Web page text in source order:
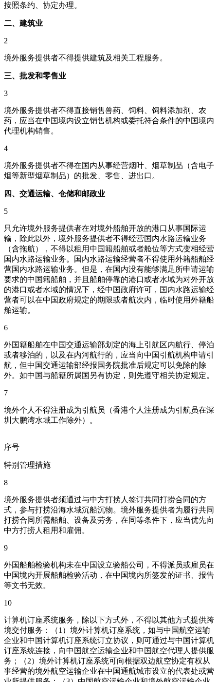
按照条约、协定办理。
二、建筑业
2
境外服务提供者不得提供建筑及相关工程服务。
三、批发和零售业
3
境外服务提供者不得直接销售兽药、饲料、饲料添加剂、农
药，应当在中国境内设立销售机构或委托符合条件的中国境内
代理机构销售。
4
境外服务提供者不得在国内从事经营烟叶、烟草制品（含电子
烟等新型烟草制品）的批发、零售、进出口。
四、交通运输、仓储和邮政业
5
只允许境外服务提供者在对境外船舶开放的港口从事国际运
输，除此以外，境外服务提供者不得经营国内水路运输业务
（含拖航），不得以租用中国籍船舶或者舱位等方式变相经营
国内水路运输业务。国内水路运输经营者不得使用外籍船舶经
营国内水路运输业务。但是，在国内没有能够满足所申请运输
要求的中国籍船舶，并且船舶停靠的港口或者水域为对外开放
的港口或者水域的情况下，经中国政府许可，国内水路运输经
营者可以在中国政府规定的期限或者航次内，临时使用外籍船
舶运输。
6
外国籍船舶在中国交通运输部划定的海上引航区内航行、停泊
或者移泊的，以及在内河航行的，应当向中国引航机构申请引
航，但中国交通运输部经报国务院批准后规定可以免除的除
外。如中国与船籍所属国另有协定，则先遵守相关协定规定。
7
境外个人不得注册成为引航员（香港个人注册成为引航员在深
圳大鹏湾水域工作除外）。
序号
特别管理措施
8
境外服务提供者须通过与中方打捞人签订共同打捞合同的方
式，参与打捞沿海水域沉船沉物。境外服务提供者为履行共同
打捞合同所需船舶、设备及劳务，在同等条件下，应当优先向
中方打捞人租用和雇佣。
9
外国船舶检验机构未在中国设立验船公司，不得派员或雇员在
中国境内开展船舶检验活动，在中国境内所签发的证书、报告
等文书无效。
10
计算机订座系统服务，除以下方式外，不得以其他方式提供跨
境交付服务：（1）境外计算机订座系统，如与中国航空运输
企业和中国计算机订座系统订立协议，则可通过与中国计算机
订座系统连接，向中国航空运输企业和中国航空代理人提供服
务；（2）境外计算机订座系统可向根据双边航空协定有权从
事经营的境外航空运输企业在中国通航城市设立的代表处或营